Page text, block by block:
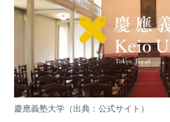
慶應義塾大学（出典： 公式サイト ）